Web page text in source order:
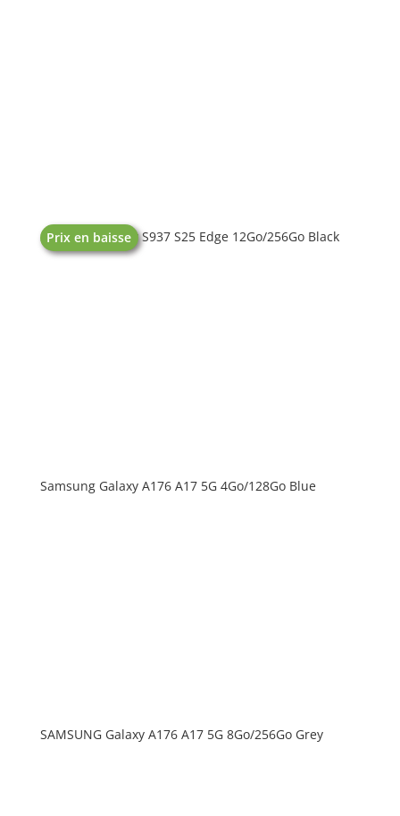
Prix en baisse
Samsung Galaxy S937 S25 Edge 12Go/256Go Black
Samsung Galaxy A176 A17 5G 4Go/128Go Blue
SAMSUNG Galaxy A176 A17 5G 8Go/256Go Grey